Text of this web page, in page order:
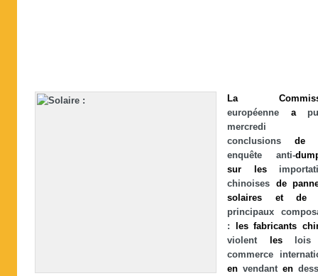
La
européenne a
conclusions de
enquête anti-
sur
les
chinoises de
solaires
et de
principaux
:
les fabricants
violent
les
commerce
en vendant en